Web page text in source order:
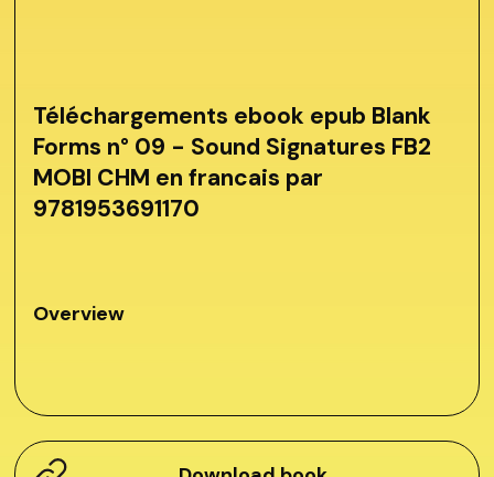
Téléchargements ebook epub Blank
Forms n° 09 - Sound Signatures FB2
MOBI CHM en francais par
9781953691170
Overview